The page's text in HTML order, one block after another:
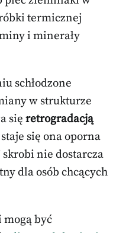
termicznej
i minerały
schłodzone
w strukturze
się retrogradacją
się ona oporna
nie dostarcza
dla osób chcących
być